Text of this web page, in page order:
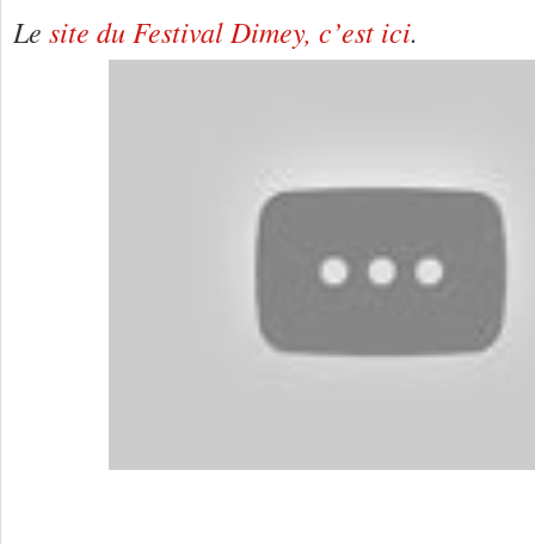
Le site du Festival Dimey, c’est ici.